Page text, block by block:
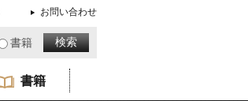
お問い合わせ
書籍
書籍